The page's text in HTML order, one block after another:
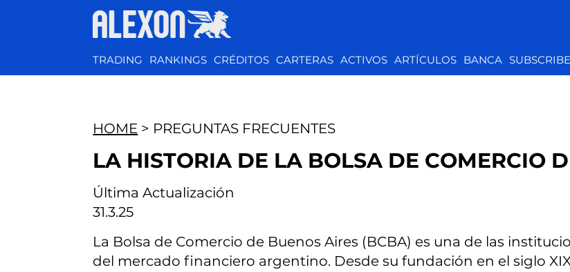
TRADING RANKINGS CRÉDITOS CARTERAS ACTIVOS ARTÍCULOS BANCA SUBSCRIBE
Última Actualización
31.3.25
HOME > PREGUNTAS FRECUENTES
LA HISTORIA DE LA BOLSA DE COMERCIO
La Bolsa de Comercio de Buenos Aires (BCBA) es una de las
del mercado financiero argentino. Desde su fundación en el siglo